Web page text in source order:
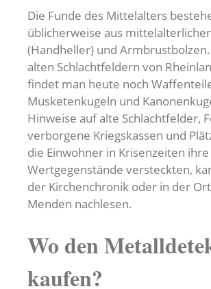
Die Funde des Mittelalters
üblicherweise aus
(Handheller) und
alten Schlachtfeldern von
findet man heute noch
Musketenkugeln und
Hinweise auf alte Schlachtfelder,
verborgene Kriegskassen und
die Einwohner in Krisenzeiten ihre
Wertgegenstände versteckten,
der Kirchenchronik oder in der
Menden nachlesen.
Wo den
kaufen?